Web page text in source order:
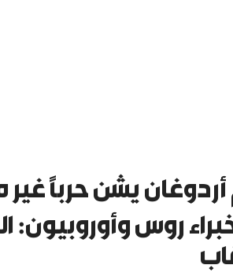
أردوغان يشن حرباً
روس وأوروبيون: